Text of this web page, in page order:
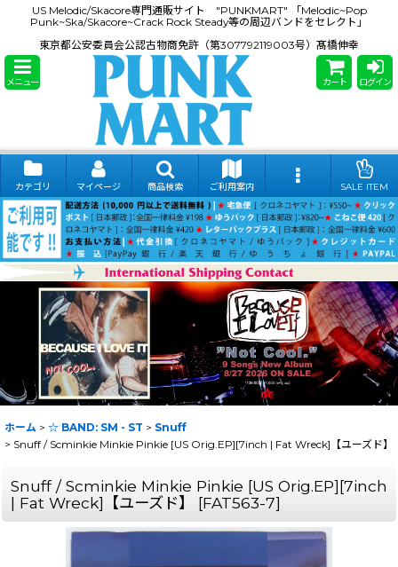
US Melodic/Skacore専門通販サイト "PUNKMART" 「Melodic~Pop
Punk~Ska/Skacore~Crack Rock Steady等の周辺バンドをセレクト」
東京都公安委員会公認古物商免許（第307792119003号）髙橋伸幸
メニュー カート ログイン
カテゴリ マイページ 商品検索 ご利用案内 SALE ITEM
ホーム > ☆ BAND: SM - ST > Snuff
> Snuff / Scminkie Minkie Pinkie [US Orig.EP][7inch | Fat Wreck]【ユーズド】
Snuff / Scminkie Minkie Pinkie [US Orig.EP][7inch
| Fat Wreck]【ユーズド】
[FAT563-7]